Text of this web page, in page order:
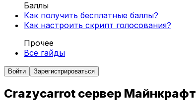
Баллы
Как получить бесплатные баллы?
Как настроить скрипт голосования?
Прочее
Все гайды
Войти Зарегистрироваться
Crazycarrot сервер Майнкрафт